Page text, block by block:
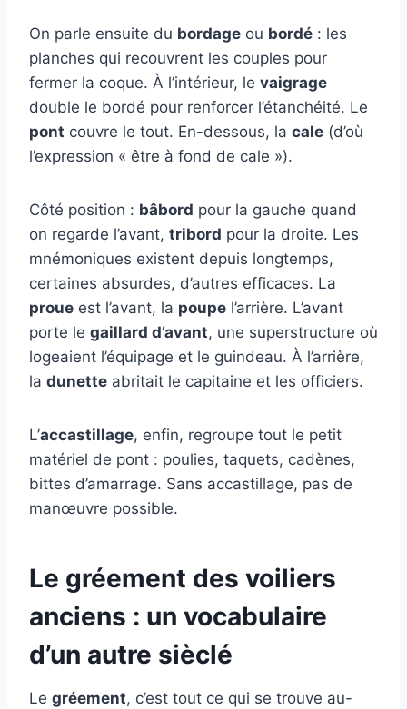
On parle ensuite du bordage ou bordé : les
planches qui recouvrent les couples pour
fermer la coque. À l’intérieur, le vaigrage
double le bordé pour renforcer l’étanchéité. Le
pont couvre le tout. En-dessous, la cale (d’où
l’expression « être à fond de cale »).
Côté position : bâbord pour la gauche quand
on regarde l’avant, tribord pour la droite. Les
mnémoniques existent depuis longtemps,
certaines absurdes, d’autres efficaces. La
proue est l’avant, la poupe l’arrière. L’avant
porte le gaillard d’avant, une superstructure où
logeaient l’équipage et le guindeau. À l’arrière,
la dunette abritait le capitaine et les officiers.
L’accastillage, enfin, regroupe tout le petit
matériel de pont : poulies, taquets, cadènes,
bittes d’amarrage. Sans accastillage, pas de
manœuvre possible.
Le gréement des voiliers
anciens : un vocabulaire
d’un autre sièclé
Le gréement, c’est tout ce qui se trouve au-